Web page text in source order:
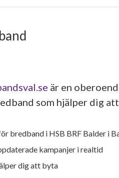
är en
som hjälper dig
bredband i HSB BRF Balder i
kampanjer i realtid
dig att byta